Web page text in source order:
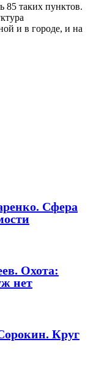
85 таких пунктов.
и в городе, и на
Сфера
Охота:
нет
Круг